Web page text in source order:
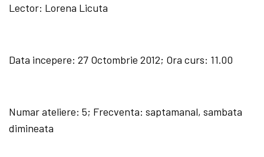
Lector: Lorena Licuta
Data incepere: 27 Octombrie 2012; Ora curs: 11.00
Numar ateliere: 5; Frecventa: saptamanal, sambata
dimineata